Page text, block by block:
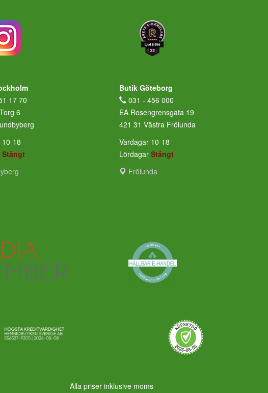
17 70
6
10-18
Stängt
Butik Göteborg
031 - 456 000
EA Rosengrensgata 19
421 31 Västra Frölunda
Vardagar 10-18
Lördagar Stängt
Frölunda
Alla priser inklusive moms